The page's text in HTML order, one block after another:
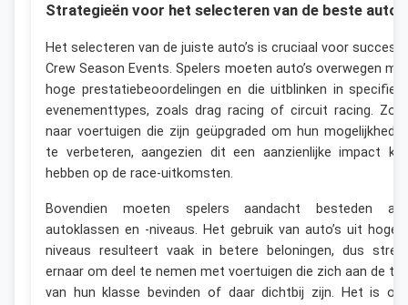
Strategieën voor het selecteren van de beste auto’s
Het selecteren van de juiste auto’s is cruciaal voor succes
Crew Season Events. Spelers moeten auto’s overwegen
hoge prestatiebeoordelingen en die uitblinken in
evenementtypes, zoals drag racing of circuit racing.
naar voertuigen die zijn geüpgraded om hun
te verbeteren, aangezien dit een aanzienlijke impact
hebben op de race-uitkomsten.
Bovendien moeten spelers aandacht besteden
autoklassen en -niveaus. Het gebruik van auto’s uit
niveaus resulteert vaak in betere beloningen, dus
ernaar om deel te nemen met voertuigen die zich aan de
van hun klasse bevinden of daar dichtbij zijn. Het is